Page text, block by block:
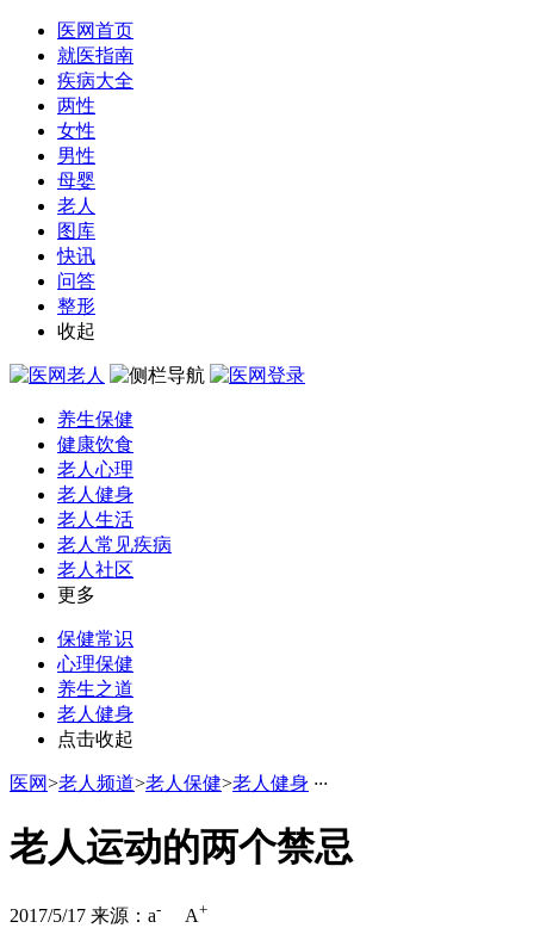
医网首页
就医指南
疾病大全
两性
女性
男性
母婴
老人
图库
快讯
问答
整形
收起
养生保健
健康饮食
老人心理
老人健身
老人生活
老人常见疾病
老人社区
更多
保健常识
心理保健
养生之道
老人健身
点击收起
医网>老人频道>老人保健>老人健身 ···
老人运动的两个禁忌
2017/5/17 来源： a- A+